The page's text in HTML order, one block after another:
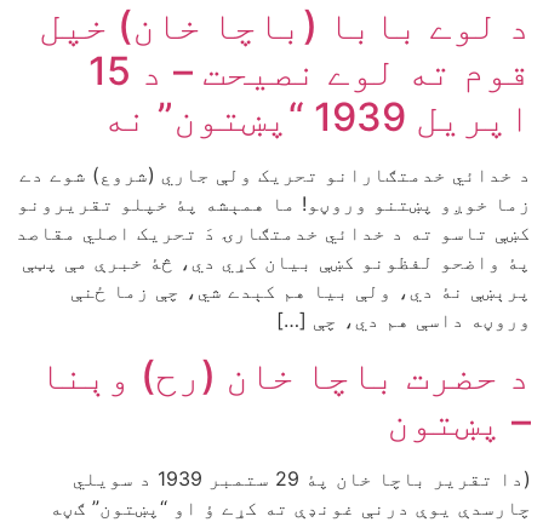
د لوے بابا (باچا خان) خپل
قوم ته لوے نصيحت – د 15
اپريل 1939 “پښتون” نه
د خدائي خدمتګارانو تحريک ولې جاري (شروع) شوے دے
زما خوږو پښتنو وروڼو! ما همېشه پۀ خپلو تقريرونو
کښې تاسو ته د خدائي خدمتګارۍ دَ تحريک اصلي مقاصد
پۀ واضحو لفظونو کښې بيان کړي دي، څۀ خبرې مې پټې
پرېښې نۀ دي، ولې بيا هم کېدے شي، چې زما ځنې
وروڼه داسې هم دي، چې […]
د حضرت باچا خان (رح) وېنا
– پښتون
(دا تقرير باچا خان پۀ 29 ستمبر 1939 د سويلي
چارسدې يوې درنې غونډې ته کړے ؤ او “پښتون” ګڼه